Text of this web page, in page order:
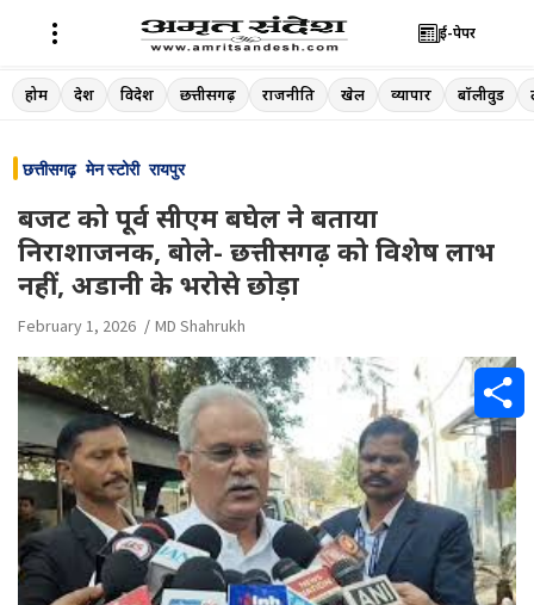
Skip
to
ई-पेपर
होम देश विदेश छत्तीसगढ़ राजनीति खेल व्यापार बॉलीवुड
छत्तीसगढ़ मेन स्टोरी रायपुर
बजट को पूर्व सीएम बघेल ने बताया
निराशाजनक, बोले- छत्तीसगढ़ को विशेष लाभ
नहीं, अडानी के भरोसे छोड़ा
February 1, 2026 MD Shahrukh
S
h
a
r